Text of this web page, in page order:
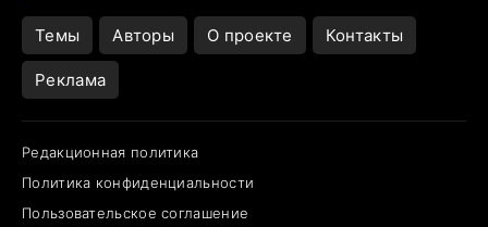
Открытие в Google Maps
Темы Авторы О проекте Контакты
Реклама
Редакционная политика
Политика конфиденциальности
Пользовательское соглашение